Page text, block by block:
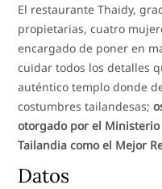
El restaurante Thaidy,
propietarias, cuatro
encargado de poner en
cuidar todos los detalles
auténtico templo donde
costumbres tailandesas;
otorgado por el
Tailandia como el Mejor
Datos